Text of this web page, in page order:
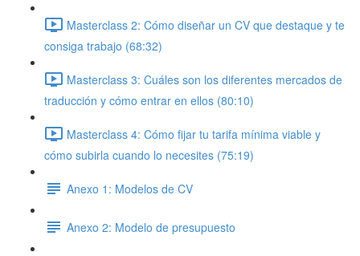
Masterclass 2: Cómo diseñar un CV que destaque y te
consiga trabajo (68:32)
Masterclass 3: Cuáles son los diferentes mercados de
traducción y cómo entrar en ellos (80:10)
Masterclass 4: Cómo fijar tu tarifa mínima viable y
cómo subirla cuando lo necesites (75:19)
Anexo 1: Modelos de CV
Anexo 2: Modelo de presupuesto